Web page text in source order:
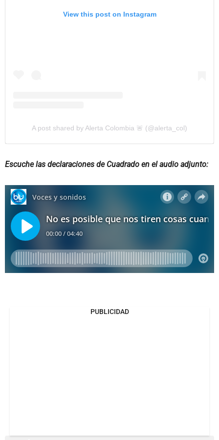
View this post on Instagram
A post shared by Alerta Colombia 🚨 (@alerta_col)
Escuche las declaraciones de Cuadrado en el audio adjunto:
PUBLICIDAD